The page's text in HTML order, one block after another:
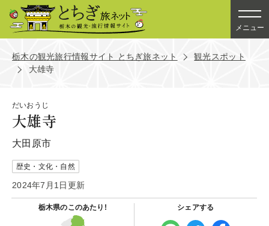
メニュー
栃木の観光旅行情報サイト とちぎ旅ネット
観光スポット
大雄寺
だいおうじ
大雄寺
大田原市
歴史・文化・自然
2024年7月1日更新
栃木県のこのあたり! シェアする